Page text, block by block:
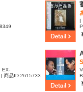
|
EX-
商品ID:2615733